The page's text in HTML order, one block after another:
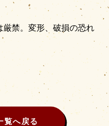
禁。変形、破損の恐れ
覧へ戻る